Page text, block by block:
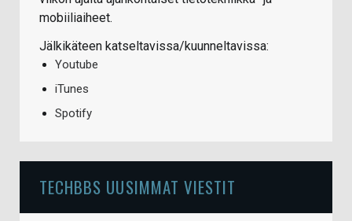
mobiiliaiheet.
Jälkikäteen katseltavissa/kuunneltavissa:
Youtube
iTunes
Spotify
TECHBBS UUSIMMAT VIESTIT